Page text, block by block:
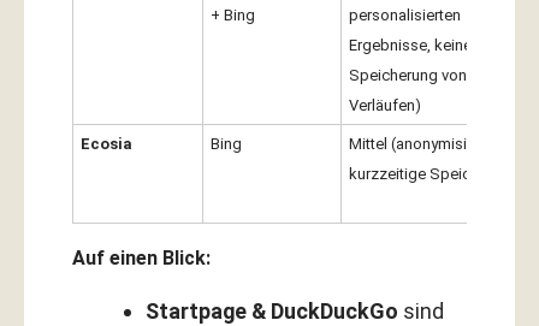
+ Bing
personalisierten
Ergebnisse, keine
Speicherung von
Verläufen)
Ecosia Bing
Mittel (anonymisiert, aber
kurzzeitige Speicherung)
Auf einen Blick:
Startpage & DuckDuckGo sind